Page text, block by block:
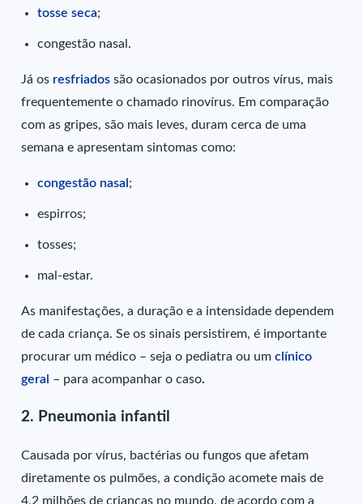
tosse seca;
congestão nasal.
Já os resfriadossão ocasionados por outros vírus, mais
frequentemente o chamado rinovírus. Em comparação
com as gripes, são mais leves, duram cerca de uma
semana e apresentam sintomas como:
congestão nasal ;
espirros;
tosses;
mal-estar.
As manifestações, a duração e a intensidade dependem
de cada criança. Se os sinais persistirem, é importante
procurar um médico – seja o pediatra ou umclínico
geral
– para acompanhar o caso.
2. Pneumonia infantil
Causada por vírus, bactérias ou fungos que afetam
diretamente os pulmões, a condição acomete mais de
4,2 milhões de crianças no mundo, de acordo com a